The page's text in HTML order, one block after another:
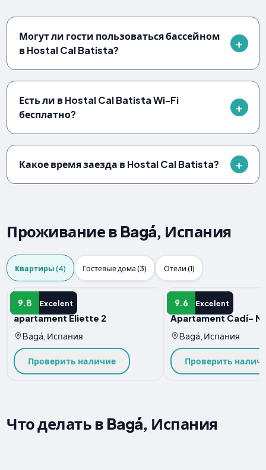
Могут ли гости пользоваться бассейном
в Hostal Cal Batista?
Есть ли в Hostal Cal Batista Wi-Fi
бесплатно?
Какое время заезда в Hostal Cal Batista?
Проживание в Bagá, Испания
Квартиры (4) Гостевые дома (3) Отели (1)
9.8 Excelent
Квартира
apartament Eliette 2
Bagá, Испания
Проверить наличие
9.6 Excelent
Квартира
Apartament Cadí-
Bagá, Испания
Проверить
Что делать в Bagá, Испания